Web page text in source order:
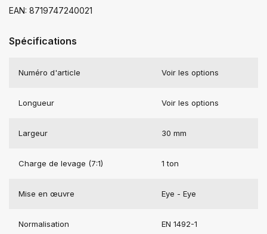
EAN: 8719747240021
Spécifications
Numéro d'article Voir les options
Longueur Voir les options
Largeur 30 mm
Charge de levage (7:1) 1 ton
Mise en œuvre Eye - Eye
Normalisation EN 1492-1